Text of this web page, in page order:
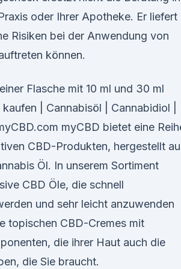
oder Ihrer Apotheke. Er liefert
Risiken bei der Anwendung von
können.
Flasche mit 10 ml und 30 ml
| Cannabisöl | Cannabidiol |
myCBD bietet eine
CBD-Produkten, hergestellt
Öl. In unserem Sortiment
CBD Öle, die schnell
und sehr leicht anzuwenden
topischen CBD-Cremes mit
die ihrer Haut auch die
die Sie braucht.